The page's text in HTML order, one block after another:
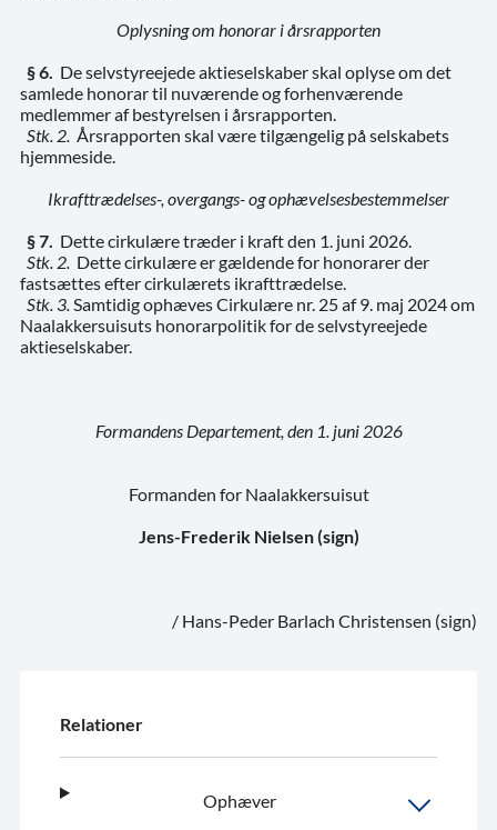
Oplysning om honorar i årsrapporten
§ 6. De selvstyreejede aktieselskaber skal oplyse om det
samlede honorar til nuværende og forhenværende
medlemmer af bestyrelsen i årsrapporten.
Stk. 2. Årsrapporten skal være tilgængelig på selskabets
hjemmeside.
Ikrafttrædelses-, overgangs- og ophævelsesbestemmelser
§ 7. Dette cirkulære træder i kraft den 1. juni 2026.
Stk. 2. Dette cirkulære er gældende for honorarer der
fastsættes efter cirkulærets ikrafttrædelse.
Stk. 3. Samtidig ophæves Cirkulære nr. 25 af 9. maj 2024 om
Naalakkersuisuts honorarpolitik for de selvstyreejede
aktieselskaber.
Formandens Departement, den 1. juni 2026
Formanden for Naalakkersuisut
Jens-Frederik Nielsen (sign)
/ Hans-Peder Barlach Christensen (sign)
Relationer
Ophæver